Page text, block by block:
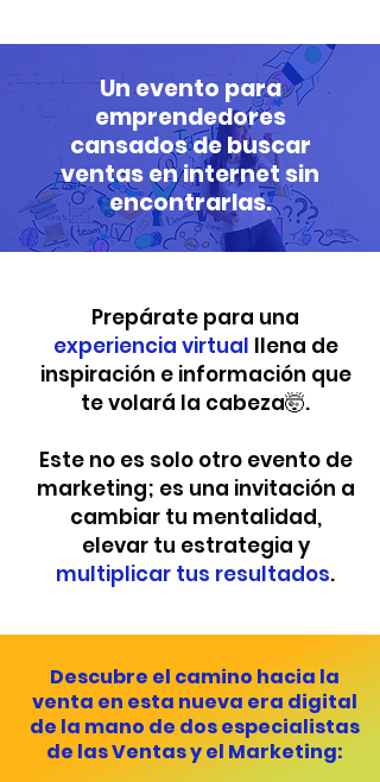
Un evento para
emprendedores
cansados de buscar
ventas en internet sin
encontrarlas.
Prepárate para una
experiencia virtual llena de
inspiración e información que
te volará la cabeza🤯.
Este no es solo otro evento de
marketing; es una invitación a
cambiar tu mentalidad,
elevar tu estrategia y
multiplicar tus resultados.
Descubre el camino hacia la
venta en esta nueva era digital
de la mano de dos especialistas
de las Ventas y el Marketing: